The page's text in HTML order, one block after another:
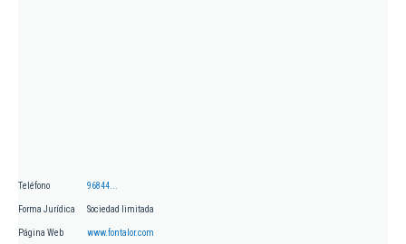
Teléfono 96844...
Forma Jurídica Sociedad limitada
Página Web www.fontalor.com